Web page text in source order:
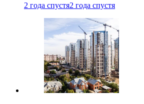
2 года спустя2 года спустя